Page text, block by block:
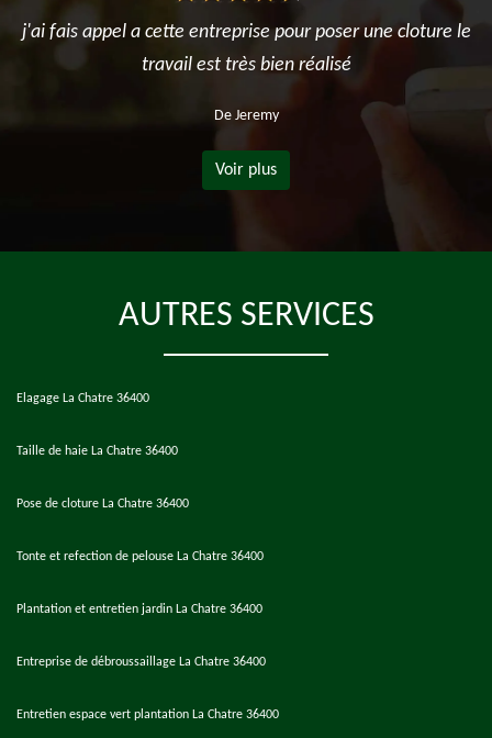
j'ai fais appel a cette entreprise pour poser une cloture le
travail est très bien réalisé
De Jeremy
Voir plus
AUTRES SERVICES
Elagage La Chatre 36400
Taille de haie La Chatre 36400
Pose de cloture La Chatre 36400
Tonte et refection de pelouse La Chatre 36400
Plantation et entretien jardin La Chatre 36400
Entreprise de débroussaillage La Chatre 36400
Entretien espace vert plantation La Chatre 36400